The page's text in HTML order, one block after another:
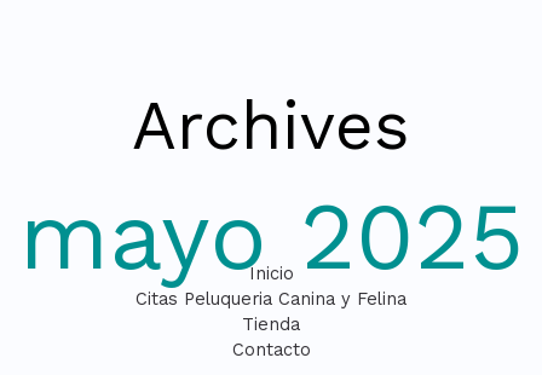
Archives
mayo 2025
Inicio
Citas Peluqueria Canina y Felina
Tienda
Contacto